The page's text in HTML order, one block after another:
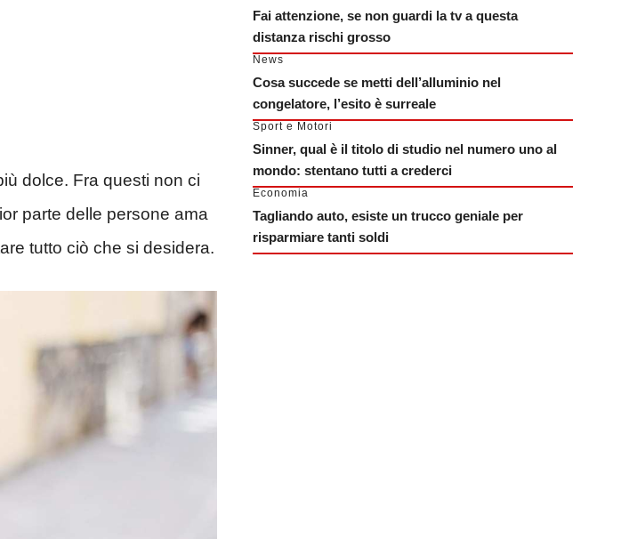
dolce. Fra questi non ci
parte delle persone ama
tutto ciò che si desidera.
Fai attenzione, se non guardi la tv a questa
distanza rischi grosso
News
Cosa succede se metti dell’alluminio nel
congelatore, l’esito è surreale
Sport e Motori
Sinner, qual è il titolo di studio nel numero uno al
mondo: stentano tutti a crederci
Economia
Tagliando auto, esiste un trucco geniale per
risparmiare tanti soldi